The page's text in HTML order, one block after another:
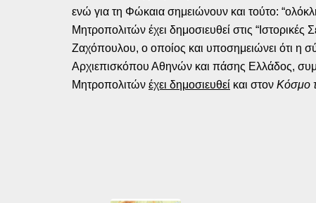
ενώ για τη Φώκαια σημειώνουν και τούτο:
Μητροπολιτών έχει δημοσιευθεί στις
Ζαχόπουλου, ο οποίος και υποσημειώνει ότι η
Αρχιεπισκόπου Αθηνών και πάσης Ελλάδος,
Μητροπολιτών έχει δημοσιευθεί και στον Κόσμο